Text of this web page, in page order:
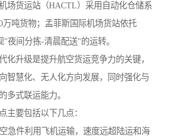
场货运站（HACTL）采用自动化仓储系
万吨货物；孟菲斯国际机场货站依托
"夜间分拣-清晨配送"的运转。
化升级是提升航空货运竞争力的关键，
智慧化、无人化方向发展，同时强化与
多式联运能力。
主要包括以下几点：
急件利用飞机运输，速度远超陆运和海